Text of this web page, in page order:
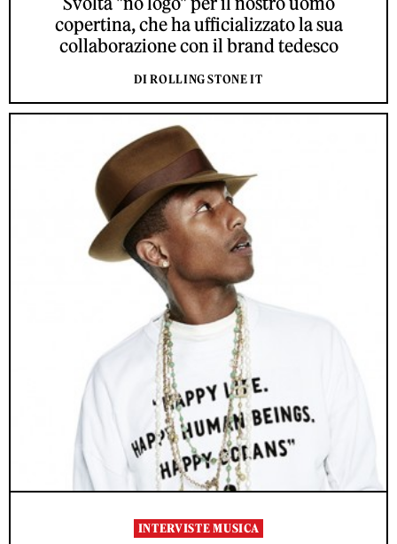
copertina, che ha ufficializzato la sua
collaborazione con il brand tedesco
DI ROLLING STONE IT
INTERVISTE MUSICA